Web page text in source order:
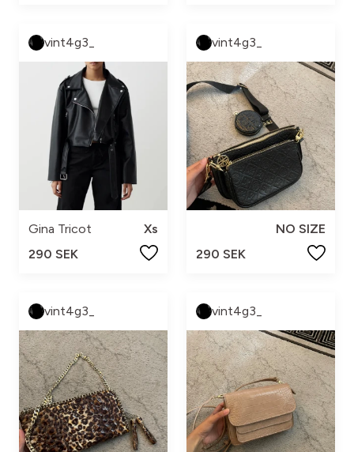
vint4g3_
Gina Tricot
Xs
290 SEK
vint4g3_
NO SIZE
290 SEK
vint4g3_ vint4g3_